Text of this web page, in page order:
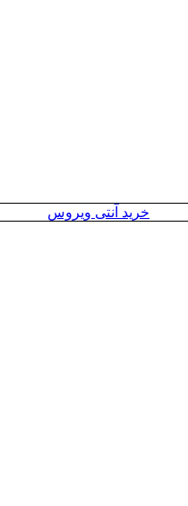
خرید آنتی ویروس